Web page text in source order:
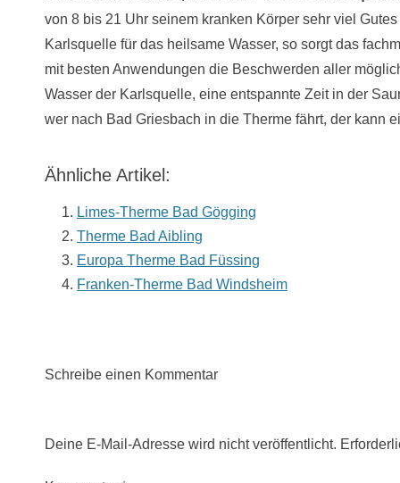
von 8 bis 21 Uhr seinem kranken Körper sehr viel
Karlsquelle für das heilsame Wasser, so sorgt das
mit besten Anwendungen die Beschwerden aller
Wasser der Karlsquelle, eine entspannte Zeit in der
wer nach Bad Griesbach in die Therme fährt, der kann
Ähnliche Artikel:
Limes-Therme Bad Gögging
Therme Bad Aibling
Europa Therme Bad Füssing
Franken-Therme Bad Windsheim
Schreibe einen Kommentar
Deine E-Mail-Adresse wird nicht veröffentlicht.